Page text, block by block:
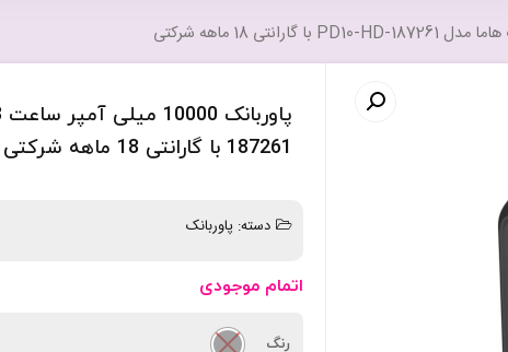
187261 با گارانتی 18 ماهه شرکتی
دسته: پاوربانک
اتمام موجودی
رنگ